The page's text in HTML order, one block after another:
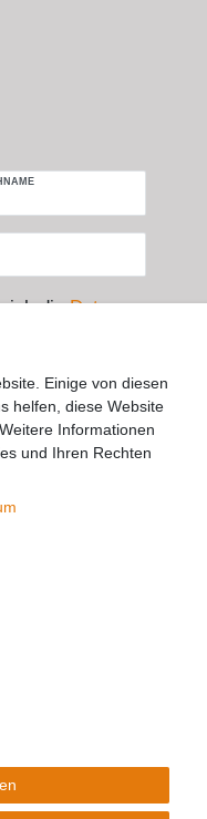
ich dieDaten­
ein Pflichtfeld.
Einige von diesen
helfen, diese Website
Informationen
und Ihren Rechten